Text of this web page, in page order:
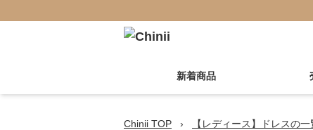
新着商品
Chinii TOP › 【レディース】ドレスの一